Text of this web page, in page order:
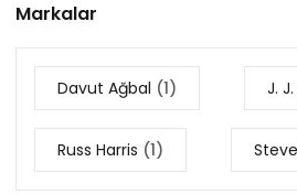
Markalar
Davut Ağbal (1) J.
Russ Harris (1)